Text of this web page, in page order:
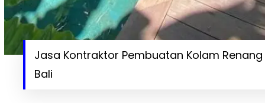
Jasa Kontraktor Pembuatan Kolam
Bali